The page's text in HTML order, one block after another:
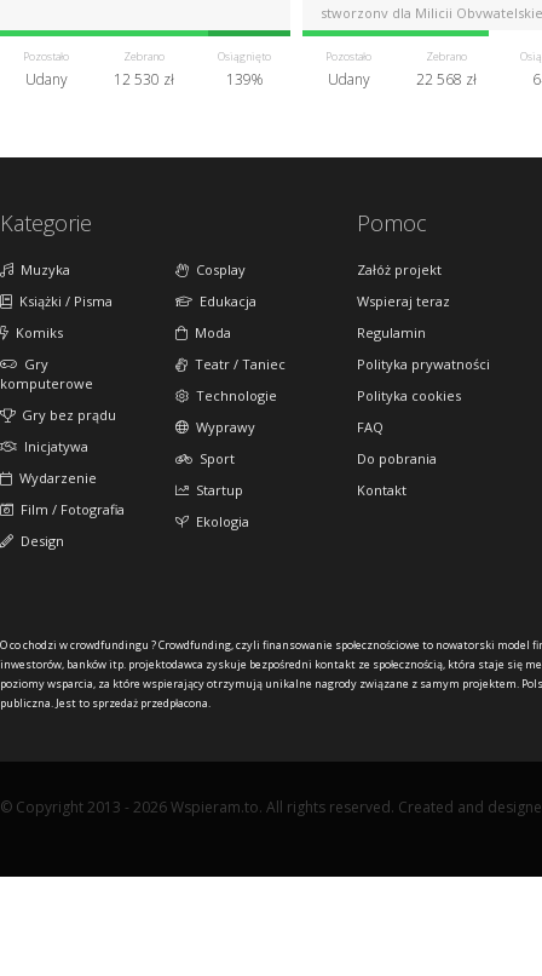
Pozostało
Udany
Zebrano
12 530 zł
Osiągnięto
139%
stworzony dla Milicji
Pozostało
Udany
Zebrano
22 568 zł
Kategorie
Muzyka
Książki / Pisma
Komiks
Gry
komputerowe
Gry bez prądu
Inicjatywa
Wydarzenie
Film / Fotografia
Design
Cosplay
Edukacja
Moda
Teatr / Taniec
Technologie
Wyprawy
Sport
Startup
Ekologia
Pomoc
Załóż projekt
Wspieraj teraz
Regulamin
Polityka prywatności
Polityka cookies
FAQ
Do pobrania
Kontakt
O co chodzi w crowdfundingu ?Crowdfunding, czyli finansowanie społecznościowe to nowatorski model
inwestorów, banków itp. projektodawca zyskuje bezpośredni kontakt ze społecznością, która staje się
poziomy wsparcia, za które wspierający otrzymują unikalne nagrody związane z samym projektem.
publiczna. Jest to sprzedaż przedpłacona.
© Copyright 2013 - 2026 Wspieram.to. All rights reserved. Created and